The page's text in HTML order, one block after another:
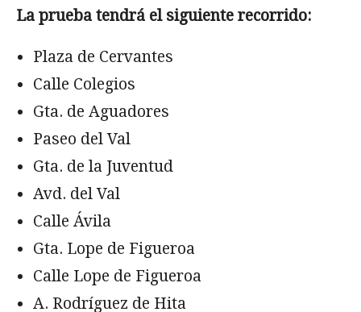
La prueba tendrá el siguiente recorrido:
Plaza de Cervantes
Calle Colegios
Gta. de Aguadores
Paseo del Val
Gta. de la Juventud
Avd. del Val
Calle Ávila
Gta. Lope de Figueroa
Calle Lope de Figueroa
A. Rodríguez de Hita